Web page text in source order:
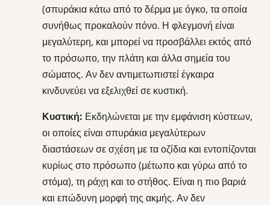
(σπυράκια κάτω από το δέρμα με όγκο, τα οποία
συνήθως προκαλούν πόνο. Η φλεγμονή είναι
μεγαλύτερη, και μπορεί να προσβάλλει εκτός από
το πρόσωπο, την πλάτη και άλλα σημεία του
σώματος. Αν δεν αντιμετωπιστεί έγκαιρα
κινδυνεύει να εξελιχθεί σε κυστική.
Κυστική: Εκδηλώνεται με την εμφάνιση κύστεων,
οι οποίες είναι σπυράκια μεγαλύτερων
διαστάσεων σε σχέση με τα οζίδια και εντοπίζονται
κυρίως στο πρόσωπο (μέτωπο και γύρω από το
στόμα), τη ράχη και το στήθος. Είναι η πιο βαριά
και επώδυνη μορφή της ακμής. Αν δεν